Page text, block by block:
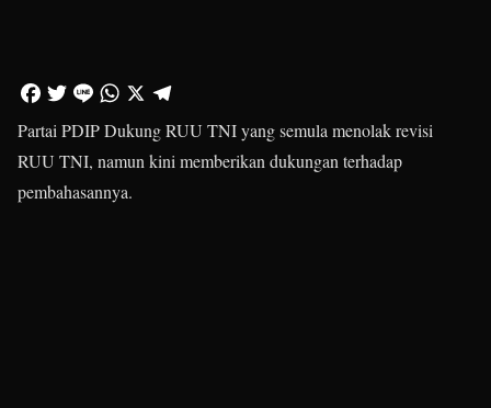
Partai PDIP Dukung RUU TNI yang semula menolak revisi
RUU TNI, namun kini memberikan dukungan terhadap
pembahasannya.